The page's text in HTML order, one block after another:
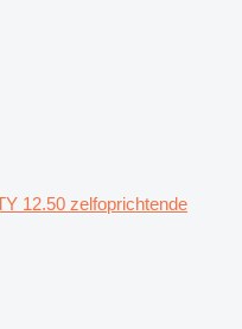
12.50 zelfoprichtende